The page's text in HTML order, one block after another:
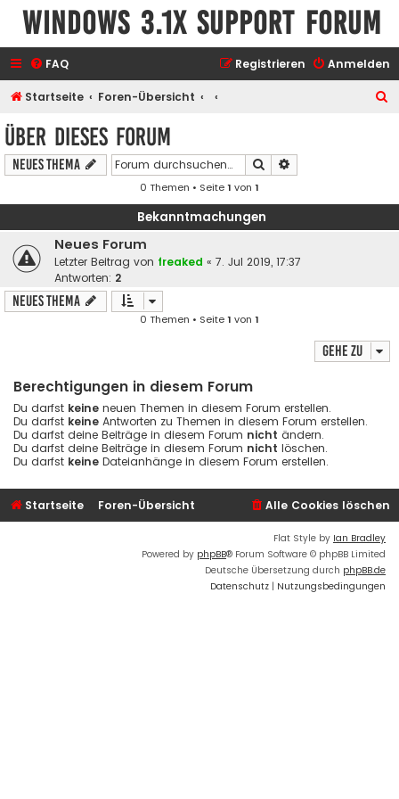
Windows 3.1x Support Forum
FAQ Anmelden
Registrieren
Startseite Foren-Übersicht
Über dieses Forum
Neues Thema Suche
0 Themen • Seite1 von 1
Bekanntmachungen
Neues Forum
Letzter Beitrag von freaked « 7. Jul 2019, 17:37
Antworten: 2
Neues Thema
0 Themen • Seite1 von 1
Gehe zu
Berechtigungen in diesem Forum
Du darfst keine neuen Themen in diesem Forum erstellen.
Du darfst keine Antworten zu Themen in diesem Forum erstellen.
Du darfst deine Beiträge in diesem Forum nicht ändern.
Du darfst deine Beiträge in diesem Forum nicht löschen.
Du darfst keine Dateianhänge in diesem Forum erstellen.
Startseite Foren-Übersicht Alle Cookies löschen
Flat Style by Ian Bradley
Powered by phpBB® Forum Software © phpBB Limited
Deutsche Übersetzung durch phpBB.de
Datenschutz | Nutzungsbedingungen